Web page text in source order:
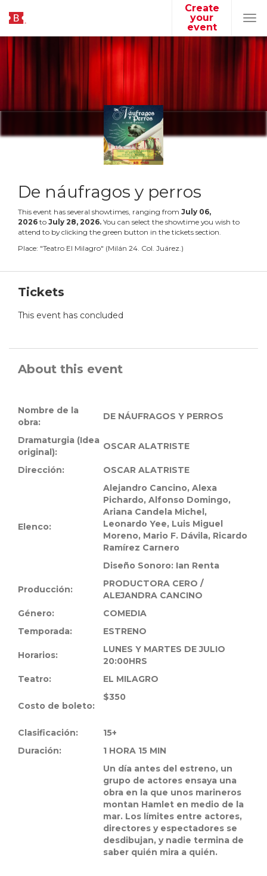
Create
your
event
De náufragos y perros
This event has several showtimes, ranging from July 06,
2026 to July 28, 2026. You can select the showtime you wish to
attend to by clicking the green button in the tickets section.
Place: "Teatro El Milagro" (Milán 24. Col. Juárez.)
Tickets
This event has concluded
About this event
Nombre de la
obra:
DE NÁUFRAGOS Y PERROS
Dramaturgia (Idea
original):
OSCAR ALATRISTE
Dirección: OSCAR ALATRISTE
Elenco:
Alejandro Cancino, Alexa
Pichardo, Alfonso Domingo,
Ariana Candela Michel,
Leonardo Yee, Luis Miguel
Moreno, Mario F. Dávila, Ricardo
Ramírez Carnero
Diseño Sonoro: Ian Renta
Producción:
PRODUCTORA CERO /
ALEJANDRA CANCINO
Género:
COMEDIA
Temporada:
ESTRENO
Horarios:
LUNES Y MARTES DE JULIO
20:00HRS
Teatro:
EL MILAGRO
Costo de boleto:
$350
Clasificación:
15+
Duración:
1 HORA 15 MIN
Un día antes del estreno, un
grupo de actores ensaya una
obra en la que unos marineros
montan Hamlet en medio de la
mar. Los límites entre actores,
directores y espectadores se
desdibujan, y nadie termina de
saber quién mira a quién.